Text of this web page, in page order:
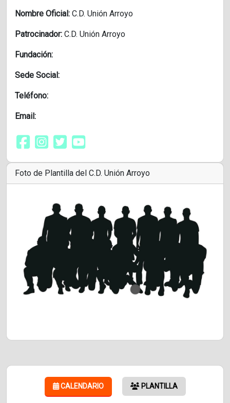
Nombre Oficial: C.D. Unión Arroyo
Patrocinador: C.D. Unión Arroyo
Fundación:
Sede Social:
Teléfono:
Email:
Foto de Plantilla del C.D. Unión Arroyo
CALENDARIO PLANTILLA